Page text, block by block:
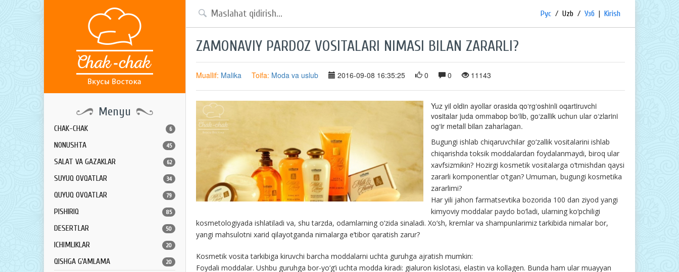
Menyu
CHAK-CHAK 6
NONUSHTA 45
SALAT VA GAZAKLAR 62
SUYUQ OVQATLAR 34
QUYUQ OVQATLAR 79
PISHIRIQ 85
DESERTLAR 50
ICHIMLIKLAR 20
QISHGA G'AMLAMA 20
Рус / Uzb / Узб | Kirish
ZAMONAVIY PARDOZ VOSITALARI NIMASI BILAN ZARARLI?
Muallif: Malika Toifa: Moda va uslub 2016-09-08 16:35:25 0 0 11143
Yuz yil oldin ayollar orasida qo‘rg‘oshinli oqartiruvchi
vositalar juda ommabop bo‘lib, go‘zallik uchun ular o‘zlarini
og‘ir metall bilan zaharlagan.
Bugungi ishlab chiqaruvchilar go‘zallik vositalarini ishlab
chiqarishda toksik moddalardan foydalanmaydi, biroq ular
xavfsizmikin? Hozirgi kosmetik vositalarga o‘tmishdan qaysi
zararli komponentlar o‘tgan? Umuman, bugungi kosmetika
zararlimi?
Har yili jahon farmatsevtika bozorida 100 dan ziyod yangi
kimyoviy moddalar paydo bo‘ladi, ularning ko‘pchiligi
kosmetologiyada ishlatiladi va, shu tarzda, odamlarning o‘zida sinaladi. Xo‘sh, kremlar va shampunlarimiz tarkibida nimalar bor,
yangi mahsulotni xarid qilayotganda nimalarga e’tibor qaratish zarur?
Kosmetik vosita tarkibiga kiruvchi barcha moddalarni uchta guruhga ajratish mumkin:
Foydali moddalar. Ushbu guruhga bor-yo‘g‘i uchta modda kiradi: gialuron kislotasi, elastin va kollagen. Bunda ham ular muayyan